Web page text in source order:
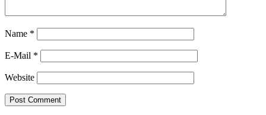
Name *
E-Mail *
Website